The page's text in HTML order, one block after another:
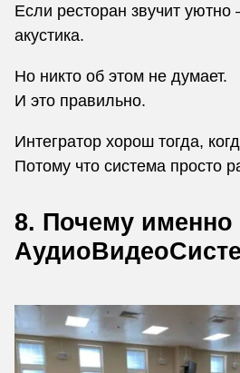
Если ресторан звучит
акустика.
Но никто об этом не думает.
И это правильно.
Интегратор хорош тогда,
Потому что система просто
8. Почему именно